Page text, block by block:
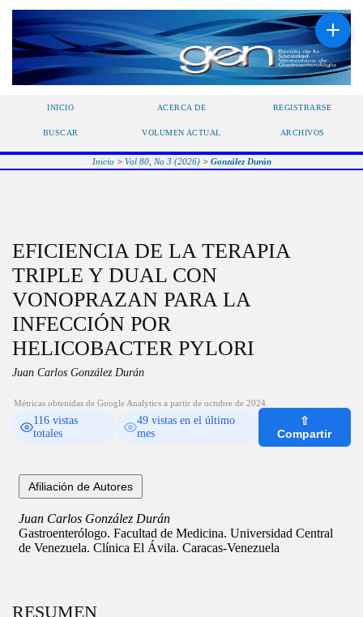
INICIO ACERCA DE REGISTRARSE
BUSCAR VOLUMEN ACTUAL ARCHIVOS
Inicio> Vol 80, No 3 (2026)> González Durán
EFICIENCIA DE LA TERAPIA
TRIPLE Y DUAL CON
VONOPRAZAN PARA LA
INFECCIÓN POR
HELICOBACTER PYLORI
Juan Carlos González Durán
Métricas obtenidas de Google Analytics a partir de octubre de 2024.
116 vistas
totales
49 vistas en el último
mes
⇧
Compartir
RESUMEN